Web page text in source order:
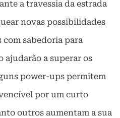
a travessia da estrada
novas possibilidades
sabedoria para
a superar os
power-ups permitem
por um curto
outros aumentam a sua